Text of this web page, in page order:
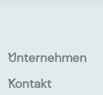
Unternehmen
Kontakt